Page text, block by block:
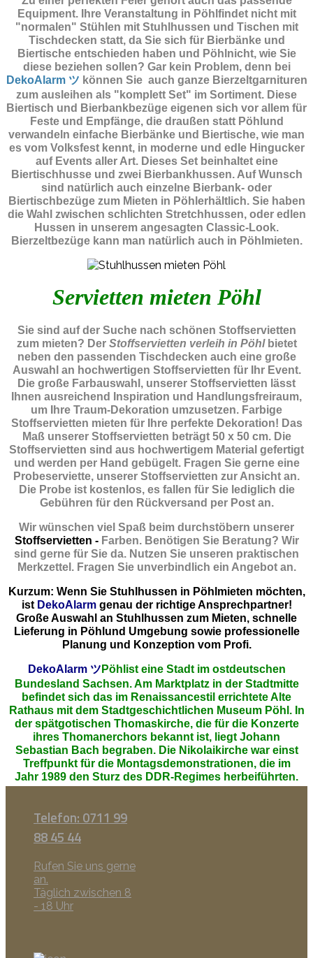
Equipment.
Ihre Veranstaltung in Pöhlfindet nicht mit
"normalen" Stühlen mit Stuhlhussen und Tischen mit
Tischdecken statt, da Sie sich für Bierbänke und
Biertische entschieden haben und Pöhlnicht, wie Sie
diese beziehen sollen? Gar kein Problem, denn bei
DekoAlarm ツ können Sie auch ganze Bierzeltgarnituren
zum ausleihen als "komplett Set" im Sortiment. Diese
Biertisch und Bierbankbezüge eigenen sich vor allem für
Feste und Empfänge, die draußen statt Pöhlund
verwandeln einfache Bierbänke und Biertische, wie man
es vom Volksfest kennt, in moderne und edle Hingucker
auf Events aller Art. Dieses Set beinhaltet eine
Biertischhusse und zwei Bierbankhussen. Auf Wunsch
sind natürlich auch einzelne Bierbank- oder
Biertischbezüge zum Mieten in Pöhlerhältlich. Sie haben
die Wahl zwischen schlichten Stretchhussen, oder edlen
Hussen in unserem angesagten Classic-Look.
Bierzeltbezüge kann man natürlich auch in Pöhlmieten.
Servietten mieten Pöhl
Sie sind auf der Suche nach schönen Stoffservietten
zum mieten? Der Stoffservietten verleih in Pöhlbietet
neben den passenden Tischdecken auch eine große
Auswahl an hochwertigen Stoffservietten für Ihr Event.
Die große Farbauswahl, unserer Stoffservietten lässt
Ihnen ausreichend Inspiration und Handlungsfreiraum,
um Ihre Traum-Dekoration umzusetzen. Farbige
Stoffservietten mieten für Ihre perfekte Dekoration! Das
Maß unserer Stoffservietten beträgt 50 x 50 cm. Die
Stoffservietten sind aus hochwertigem Material gefertigt
und werden per Hand gebügelt. Fragen Sie gerne eine
Probeserviette, unserer Stoffservietten zur Ansicht an.
Die Probe ist kostenlos, es fallen für Sie lediglich die
Gebühren für den Rückversand per Post an.
Wir wünschen viel Spaß beim durchstöbern unserer
Stoffservietten - Farben. Benötigen Sie Beratung? Wir
sind gerne für Sie da. Nutzen Sie unseren praktischen
Merkzettel. Fragen Sie unverbindlich ein Angebot an.
Kurzum: Wenn Sie Stuhlhussen in Pöhlmieten möchten,
ist DekoAlarmgenau der richtige Ansprechpartner!
Große Auswahl an Stuhlhussen zum Mieten, schnelle
Lieferung in Pöhlund Umgebung sowie professionelle
Planung und Konzeption vom Profi.
DekoAlarm ツ Pöhlist eine Stadt im ostdeutschen
Bundesland Sachsen. Am Marktplatz in der Stadtmitte
befindet sich das im Renaissancestil errichtete Alte
Rathaus mit dem Stadtgeschichtlichen Museum Pöhl. In
der spätgotischen Thomaskirche, die für die Konzerte
ihres Thomanerchors bekannt ist, liegt Johann
Sebastian Bach begraben. Die Nikolaikirche war einst
Treffpunkt für die Montagsdemonstrationen, die im
Jahr 1989 den Sturz des DDR-Regimes herbeiführten.
Telefon: 0711 99
88 45 44
Rufen Sie uns gerne
an.
Täglich zwischen 8
- 18 Uhr